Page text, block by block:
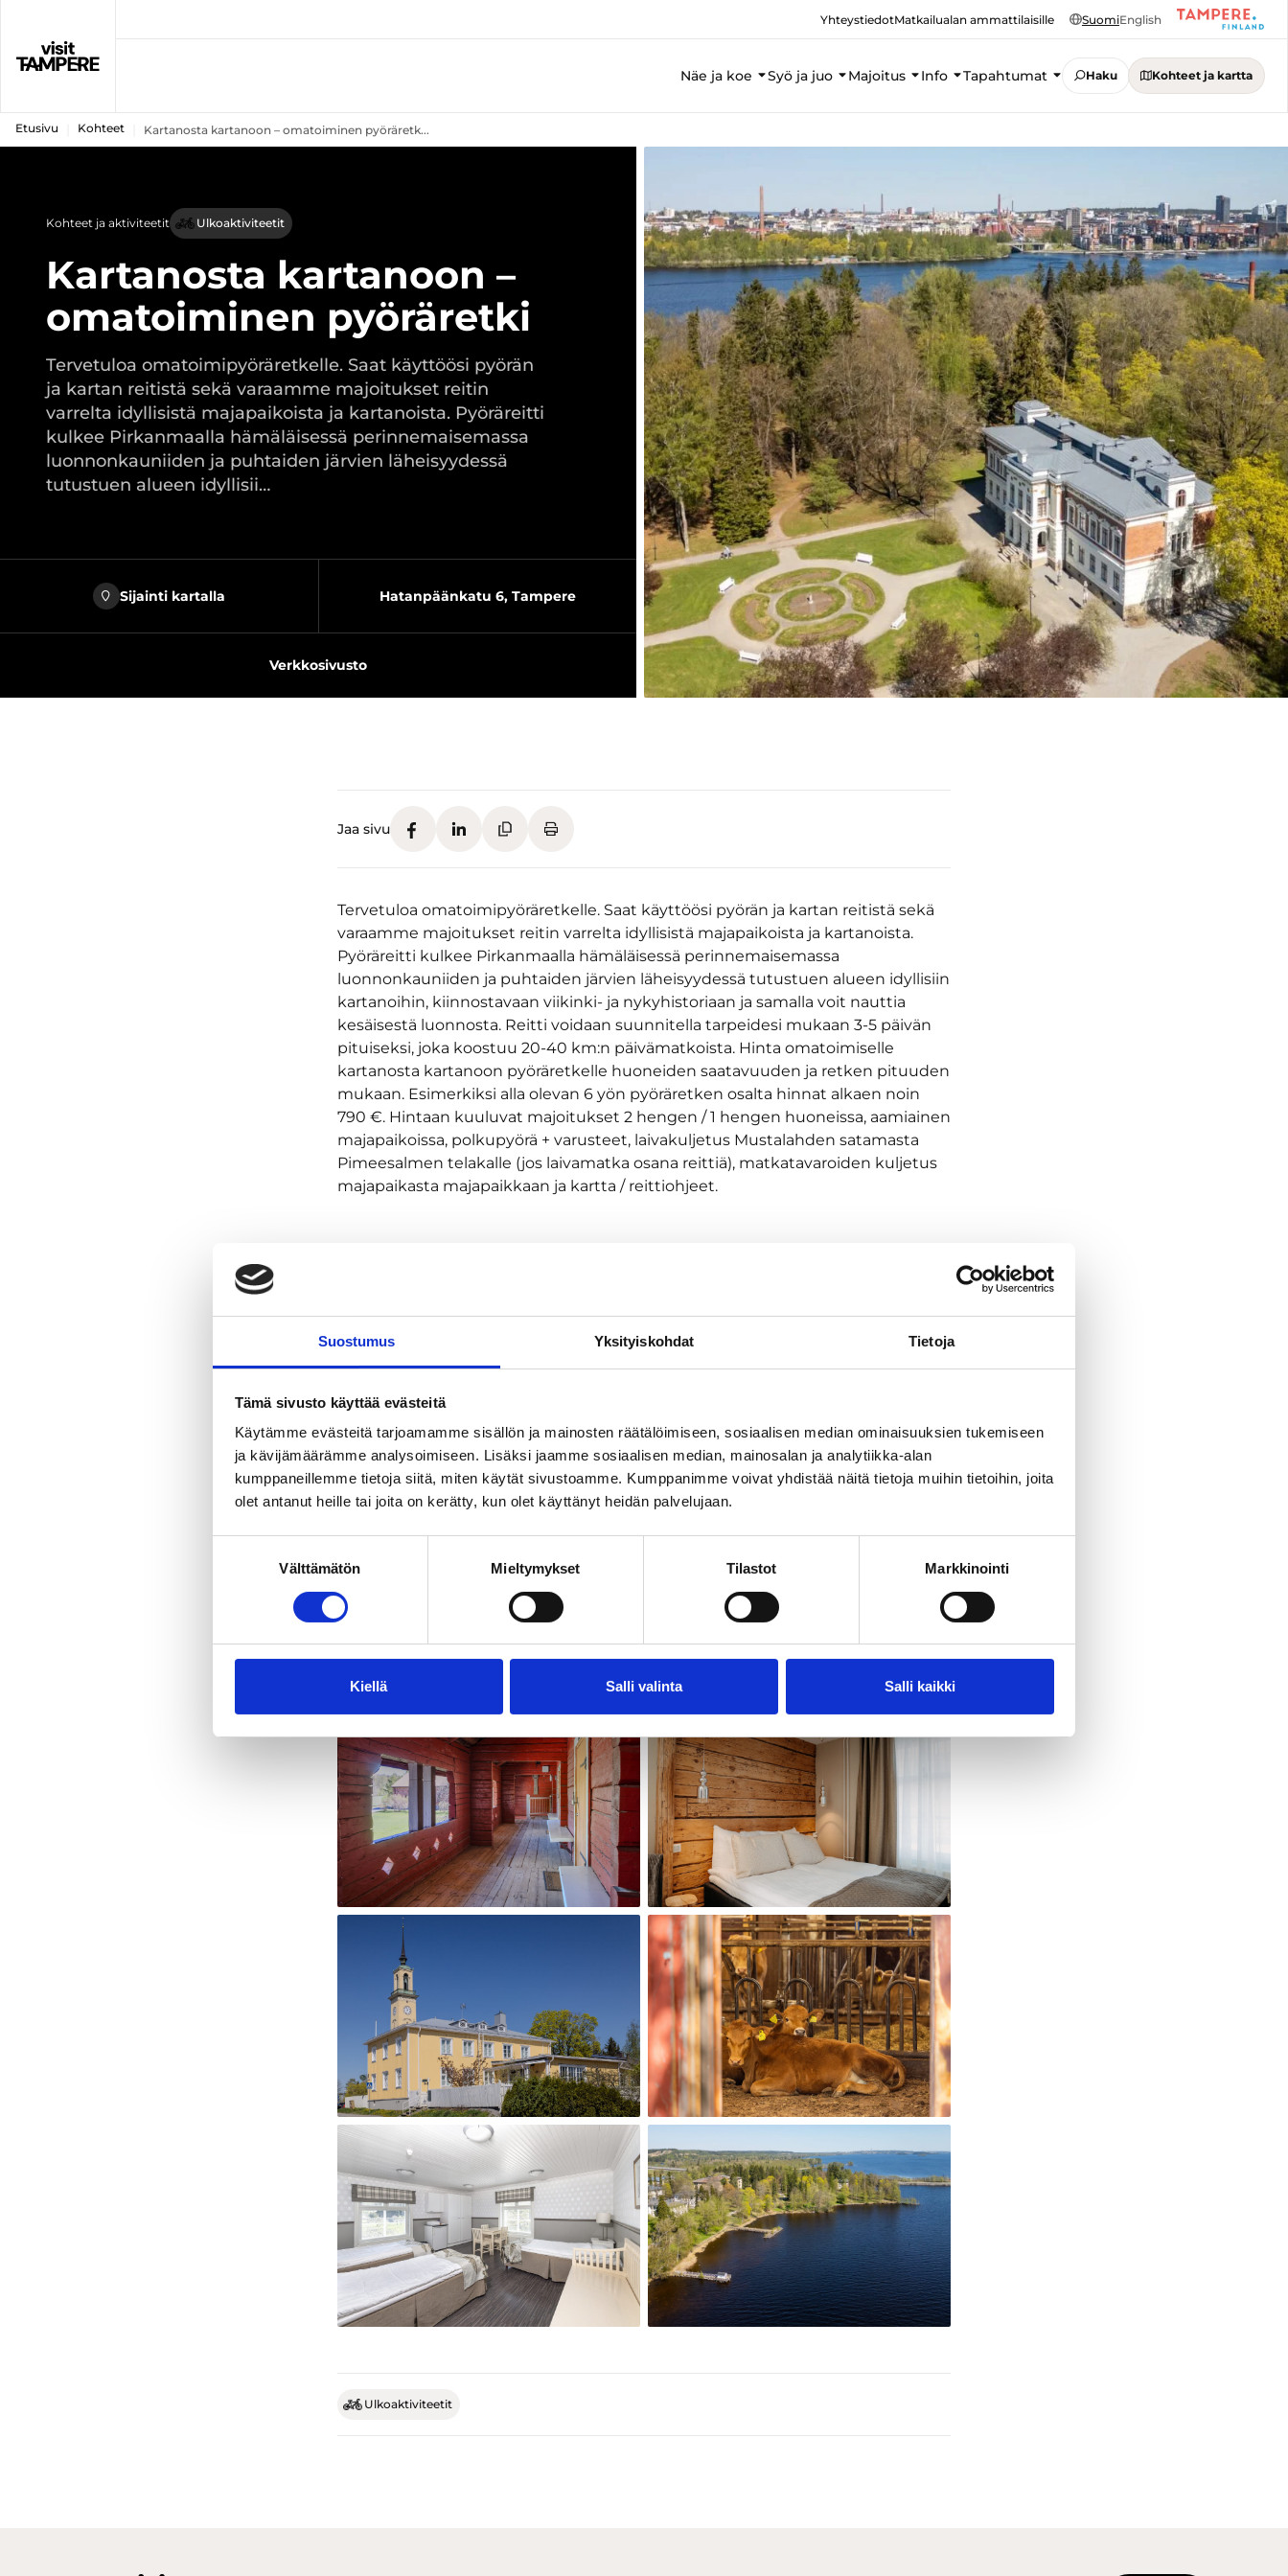
Suostumus Yksityiskohdat Tietoja
Tämä sivusto käyttää evästeitä
Käytämme evästeitä tarjoamamme sisällön ja mainosten räätälöimiseen, sosiaalisen median ominaisuuksien tukemiseen
ja kävijämäärämme analysoimiseen. Lisäksi jaamme sosiaalisen median, mainosalan ja analytiikka-alan
kumppaneillemme tietoja siitä, miten käytät sivustoamme. Kumppanimme voivat yhdistää näitä tietoja muihin tietoihin, joita
olet antanut heille tai joita on kerätty, kun olet käyttänyt heidän palvelujaan.
Välttämätön Mieltymykset Tilastot Markkinointi
Kiellä Salli valinta Salli kaikki
YhteystiedotMatkailualan ammattilaisille SuomiEnglish
Näe ja koe Syö ja juo Majoitus Info Tapahtumat Haku Kohteet ja kartta
Etusivu Kohteet Kartanosta kartanoon – omatoiminen pyöräretk...
Kohteet ja aktiviteetit Ulkoaktiviteetit
Kartanosta kartanoon –
omatoiminen pyöräretki
Tervetuloa omatoimipyöräretkelle. Saat käyttöösi pyörän
ja kartan reitistä sekä varaamme majoitukset reitin
varrelta idyllisistä majapaikoista ja kartanoista. Pyöräreitti
kulkee Pirkanmaalla hämäläisessä perinnemaisemassa
luonnonkauniiden ja puhtaiden järvien läheisyydessä
tutustuen alueen idyllisii…
Sijainti kartalla Hatanpäänkatu 6, Tampere
Verkkosivusto
Jaa sivu
Tervetuloa omatoimipyöräretkelle. Saat käyttöösi pyörän ja kartan reitistä sekä
varaamme majoitukset reitin varrelta idyllisistä majapaikoista ja kartanoista.
Pyöräreitti kulkee Pirkanmaalla hämäläisessä perinnemaisemassa
luonnonkauniiden ja puhtaiden järvien läheisyydessä tutustuen alueen idyllisiin
kartanoihin, kiinnostavaan viikinki- ja nykyhistoriaan ja samalla voit nauttia
kesäisestä luonnosta. Reitti voidaan suunnitella tarpeidesi mukaan 3-5 päivän
pituiseksi, joka koostuu 20-40 km:n päivämatkoista. Hinta omatoimiselle
kartanosta kartanoon pyöräretkelle huoneiden saatavuuden ja retken pituuden
mukaan. Esimerkiksi alla olevan 6 yön pyöräretken osalta hinnat alkaen noin
790 €. Hintaan kuuluvat majoitukset 2 hengen / 1 hengen huoneissa, aamiainen
majapaikoissa, polkupyörä + varusteet, laivakuljetus Mustalahden satamasta
Pimeesalmen telakalle (jos laivamatka osana reittiä), matkatavaroiden kuljetus
majapaikasta majapaikkaan ja kartta / reittiohjeet.
Ulkoaktiviteetit